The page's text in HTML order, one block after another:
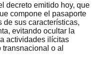
decreto emitido hoy, que
compone el pasaporte
de sus características,
evitando ocultar la
actividades ilícitas
o al